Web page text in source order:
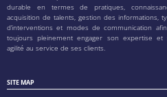
durable en termes de pratiques,
acquisition de talents, gestion des informations,
d’interventions et modes de communication
toujours pleinement engager son expertise et
agilité au service de ses clients.
SITE MAP